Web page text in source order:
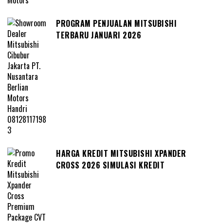
PROGRAM PENJUALAN MITSUBISHI
TERBARU JANUARI 2026
HARGA KREDIT MITSUBISHI XPANDER
CROSS 2026 SIMULASI KREDIT